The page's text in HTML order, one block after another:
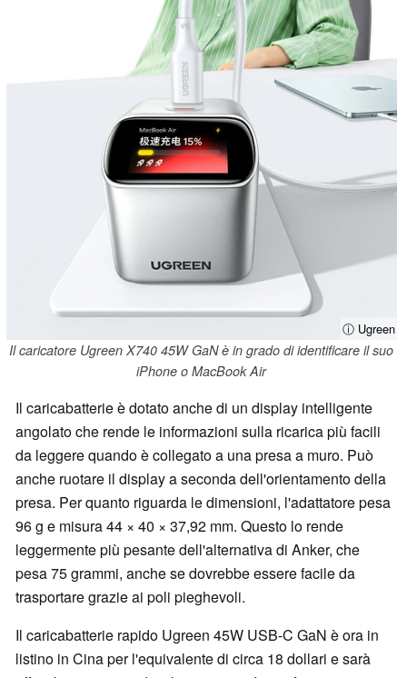
ⓘ Ugreen
Il caricatore Ugreen X740 45W GaN è in grado di identificare il suo
iPhone o MacBook Air
Il caricabatterie è dotato anche di un display intelligente
angolato che rende le informazioni sulla ricarica più facili
da leggere quando è collegato a una presa a muro. Può
anche ruotare il display a seconda dell'orientamento della
presa. Per quanto riguarda le dimensioni, l'adattatore pesa
96 g e misura 44 × 40 × 37,92 mm. Questo lo rende
leggermente più pesante dell'alternativa di Anker, che
pesa 75 grammi, anche se dovrebbe essere facile da
trasportare grazie ai poli pieghevoli.
Il caricabatterie rapido Ugreen 45W USB-C GaN è ora in
listino in Cina per l'equivalente di circa 18 dollari e sarà